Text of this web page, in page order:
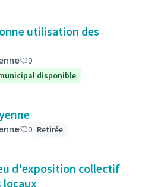
utilisation des
0
disponible
0 Retirée
d'exposition collectif
locaux